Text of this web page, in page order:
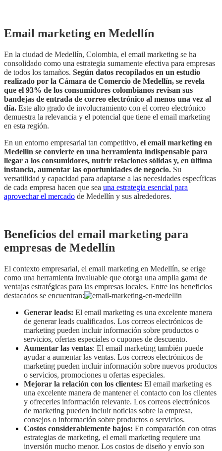
Email marketing en Medellín
En la ciudad de Medellín, Colombia, el email marketing se ha
consolidado como una estrategia sumamente efectiva para empresas
de todos los tamaños. Según datos recopilados en un estudio
realizado por la Cámara de Comercio de Medellín, se revela
que el 93% de los consumidores colombianos revisan sus
bandejas de entrada de correo electrónico al menos una vez al
día. Este alto grado de involucramiento con el correo electrónico
demuestra la relevancia y el potencial que tiene el email marketing
en esta región.
En un entorno empresarial tan competitivo, el email marketing en
Medellín se convierte en una herramienta indispensable para
llegar a los consumidores, nutrir relaciones sólidas y, en última
instancia, aumentar las oportunidades de negocio. Su
versatilidad y capacidad para adaptarse a las necesidades específicas
de cada empresa hacen que sea una estrategia esencial para
aprovechar el mercado de Medellín y sus alrededores.
Beneficios del email marketing para
empresas de Medellín
El contexto empresarial, el email marketing en Medellín, se erige
como una herramienta invaluable que otorga una amplia gama de
ventajas estratégicas para las empresas locales. Entre los beneficios
destacados se encuentran:
Generar leads: El email marketing es una excelente manera
de generar leads cualificados. Los correos electrónicos de
marketing pueden incluir información sobre productos o
servicios, ofertas especiales o cupones de descuento.
Aumentar las ventas: El email marketing también puede
ayudar a aumentar las ventas. Los correos electrónicos de
marketing pueden incluir información sobre nuevos productos
o servicios, promociones u ofertas especiales.
Mejorar la relación con los clientes: El email marketing es
una excelente manera de mantener el contacto con los clientes
y ofrecerles información relevante. Los correos electrónicos
de marketing pueden incluir noticias sobre la empresa,
consejos o información sobre productos o servicios.
Costos considerablemente bajos: En comparación con otras
estrategias de marketing, el email marketing requiere una
inversión mucho menor. Los costos de diseño y envío son